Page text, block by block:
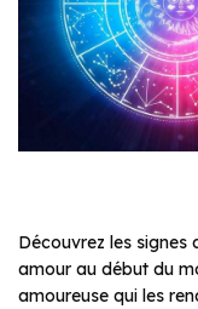
Découvrez les signes
amour au début du
amoureuse qui les